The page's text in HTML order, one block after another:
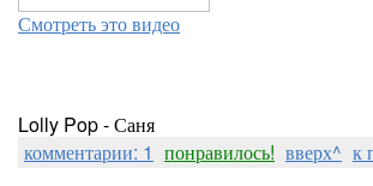
Смотреть это видео
Lolly Pop - Саня
комментарии: 1 понравилось! вверх^ к